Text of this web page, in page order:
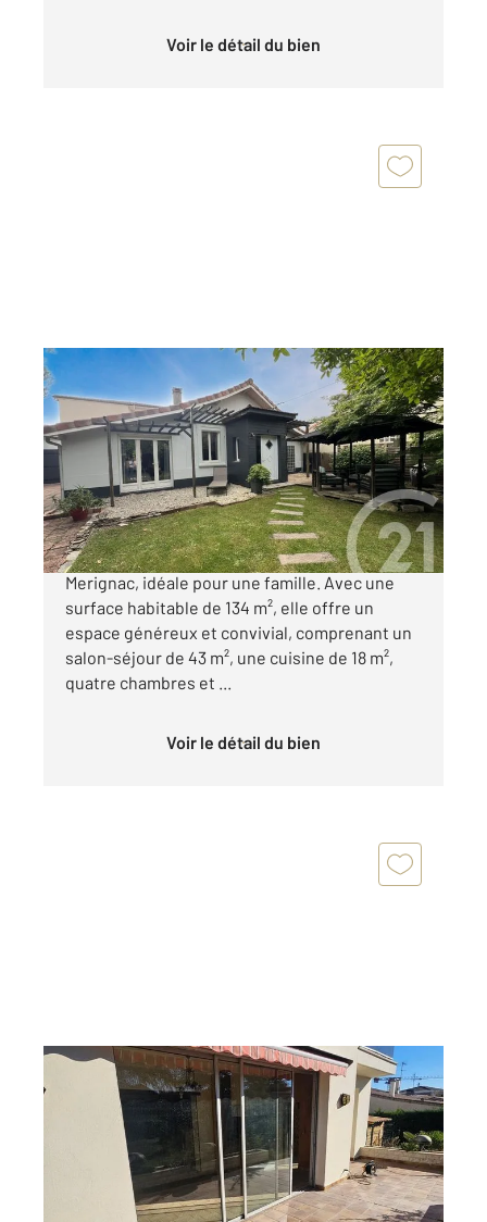
Voir le détail du bien
MERIGNAC 33
133,82 m2, 6 pièces
Ref : 14588
Maison à vendre
588 000 €
Découvrez cette maison de 6 pièces à
Merignac, idéale pour une famille. Avec une
surface habitable de 134 m², elle offre un
espace généreux et convivial, comprenant un
salon-séjour de 43 m², une cuisine de 18 m²,
quatre chambres et ...
Voir le détail du bien
MERIGNAC 33
, 6 pièces
Ref : 14759
Appartement à vendre
249 400 €